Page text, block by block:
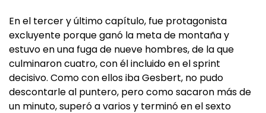
En el tercer y último capítulo, fue protagonista
excluyente porque ganó la meta de montaña y
estuvo en una fuga de nueve hombres, de la que
culminaron cuatro, con él incluido en el sprint
decisivo. Como con ellos iba Gesbert, no pudo
descontarle al puntero, pero como sacaron más de
un minuto, superó a varios y terminó en el sexto